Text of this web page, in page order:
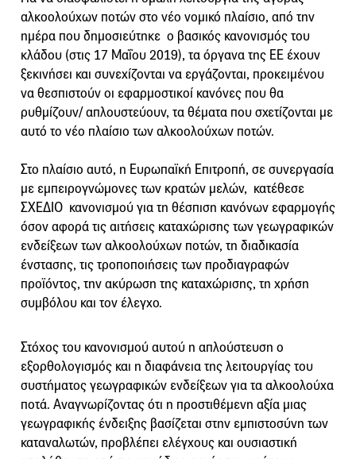
αλκοολούχων ποτών στο νέο νομικό πλαίσιο, από την
ημέρα που δημοσιεύτηκε ο βασικός κανονισμός του
κλάδου (στις 17 Μαΐου 2019), τα όργανα της ΕΕ έχουν
ξεκινήσει και συνεχίζονται να εργάζονται, προκειμένου
να θεσπιστούν οι εφαρμοστικοί κανόνες που θα
ρυθμίζουν/ απλουστεύουν, τα θέματα που σχετίζονται με
αυτό το νέο πλαίσιο των αλκοολούχων ποτών.
Στο πλαίσιο αυτό, η Ευρωπαϊκή Επιτροπή, σε συνεργασία
με εμπειρογνώμονες των κρατών μελών, κατέθεσε
ΣΧΕΔΙΟ κανονισμού για τη θέσπιση κανόνων εφαρμογής
όσον αφορά τις αιτήσεις καταχώρισης των γεωγραφικών
ενδείξεων των αλκοολούχων ποτών, τη διαδικασία
ένστασης, τις τροποποιήσεις των προδιαγραφών
προϊόντος, την ακύρωση της καταχώρισης, τη χρήση
συμβόλου και τον έλεγχο.
Στόχος του κανονισμού αυτού η απλούστευση ο
εξορθολογισμός και η διαφάνεια της λειτουργίας του
συστήματος γεωγραφικών ενδείξεων για τα αλκοολούχα
ποτά. Αναγνωρίζοντας ότι η προστιθέμενη αξία μιας
γεωγραφικής ένδειξης βασίζεται στην εμπιστοσύνη των
καταναλωτών, προβλέπει ελέγχους και ουσιαστική